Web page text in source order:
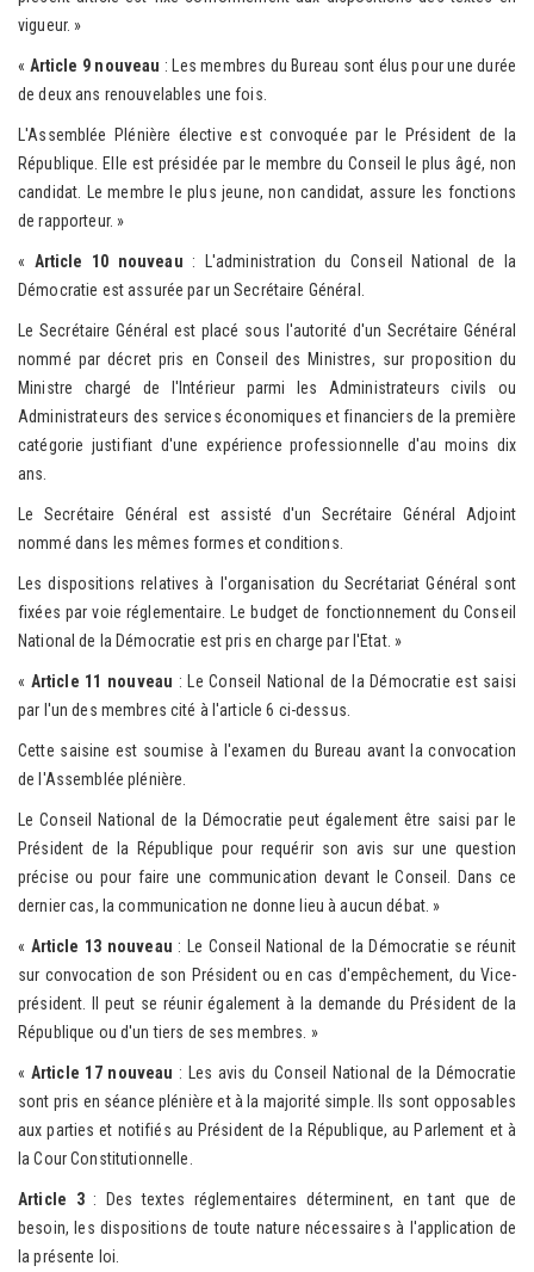
vigueur. »
« Article 9 nouveau : Les membres du Bureau sont élus pour une durée
de deux ans renouvelables une fois.
L'Assemblée Plénière élective est convoquée par le Président de la
République. Elle est présidée par le membre du Conseil le plus âgé, non
candidat. Le membre le plus jeune, non candidat, assure les fonctions
de rapporteur. »
« Article 10 nouveau : L'administration du Conseil National de la
Démocratie est assurée par un Secrétaire Général.
Le Secrétaire Général est placé sous l'autorité d'un Secrétaire Général
nommé par décret pris en Conseil des Ministres, sur proposition du
Ministre chargé de l'Intérieur parmi les Administrateurs civils ou
Administrateurs des services économiques et financiers de la première
catégorie justifiant d'une expérience professionnelle d'au moins dix
ans.
Le Secrétaire Général est assisté d'un Secrétaire Général Adjoint
nommé dans les mêmes formes et conditions.
Les dispositions relatives à l'organisation du Secrétariat Général sont
fixées par voie réglementaire. Le budget de fonctionnement du Conseil
National de la Démocratie est pris en charge par l'Etat. »
« Article 11 nouveau : Le Conseil National de la Démocratie est saisi
par l'un des membres cité à l'article 6 ci-dessus.
Cette saisine est soumise à l'examen du Bureau avant la convocation
de l'Assemblée plénière.
Le Conseil National de la Démocratie peut également être saisi par le
Président de la République pour requérir son avis sur une question
précise ou pour faire une communication devant le Conseil. Dans ce
dernier cas, la communication ne donne lieu à aucun débat. »
« Article 13 nouveau : Le Conseil National de la Démocratie se réunit
sur convocation de son Président ou en cas d'empêchement, du Vice-
président. Il peut se réunir également à la demande du Président de la
République ou d'un tiers de ses membres. »
« Article 17 nouveau : Les avis du Conseil National de la Démocratie
sont pris en séance plénière et à la majorité simple. Ils sont opposables
aux parties et notifiés au Président de la République, au Parlement et à
la Cour Constitutionnelle.
Article 3: Des textes réglementaires déterminent, en tant que de
besoin, les dispositions de toute nature nécessaires à l'application de
la présente loi.